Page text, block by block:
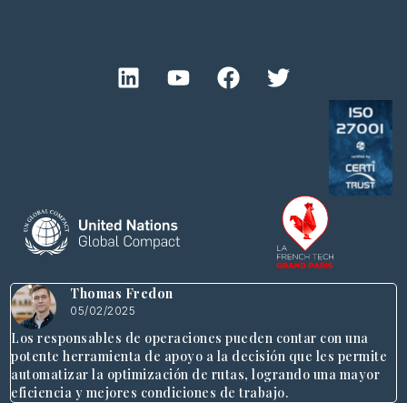
Thomas Fredon
05/02/2025
Los responsables de operaciones pueden contar con una
potente herramienta de apoyo a la decisión que les permite
automatizar la optimización de rutas, logrando una mayor
eficiencia y mejores condiciones de trabajo.